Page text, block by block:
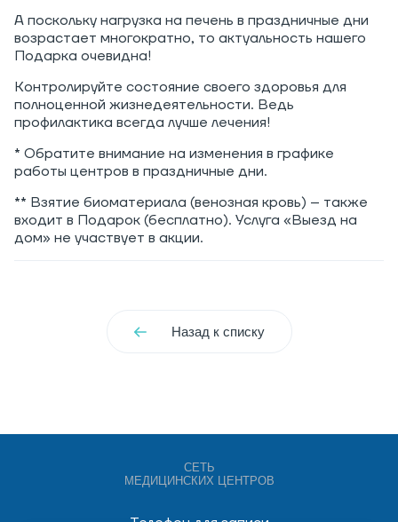
А поскольку нагрузка на печень в праздничные дни
возрастает многократно, то актуальность нашего
Подарка очевидна!
Контролируйте состояние своего здоровья для
полноценной жизнедеятельности. Ведь
профилактика всегда лучше лечения!
* Обратите внимание на изменения в графике
работы центров в праздничные дни.
** Взятие биоматериала (венозная кровь) – также
входит в Подарок (бесплатно). Услуга «Выезд на
дом» не участвует в акции.
Назад к списку
СЕТЬ
МЕДИЦИНСКИХ ЦЕНТРОВ